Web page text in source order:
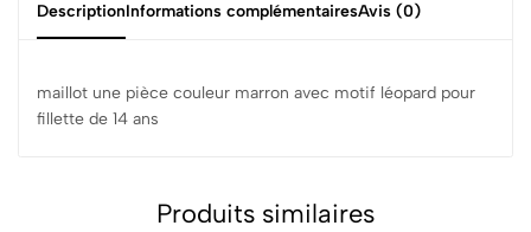
DescriptionInformations complémentairesAvis (0)
maillot une pièce couleur marron avec motif léopard pour
fillette de 14 ans
Produits similaires